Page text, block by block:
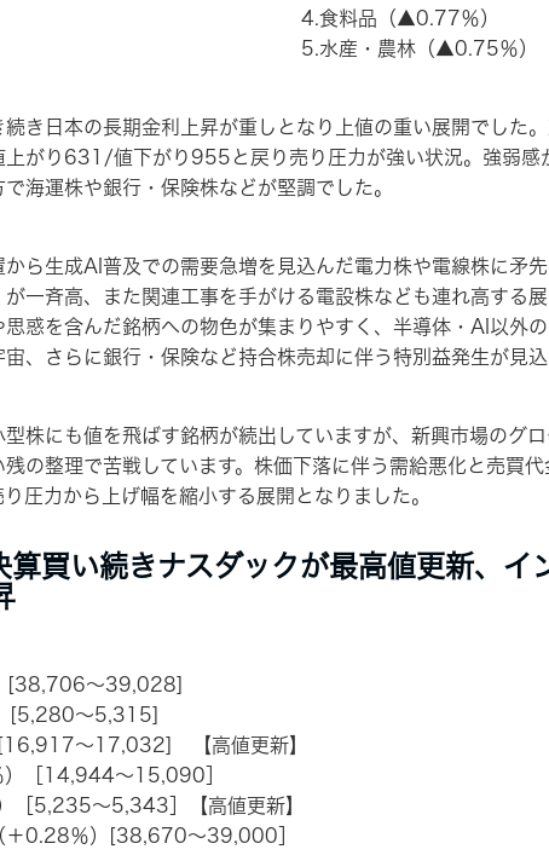
4.食料品（▲0.77％）
5.水産・農林（▲0.75％）
き日本の長期金利上昇が重しとなり上値の重い展開でした
上がり631/値下がり955と戻り売り圧力が強い状況。強弱感
海運株や銀行・保険株などが堅調でした。
ら生成AI普及での需要急増を見込んだ電力株や電線株に矛
一斉高、また関連工事を手がける電設株なども連れ高する
思惑を含んだ銘柄への物色が集まりやすく、半導体・AI以外
、さらに銀行・保険など持合株売却に伴う特別益発生が見込
株にも値を飛ばす銘柄が続出していますが、新興市場のグ
の整理で苦戦しています。株価下落に伴う需給悪化と売買
圧力から上げ幅を縮小する展開となりました。
算買い続きナスダックが最高値更新、イ
[38,706～39,028]
[5,280～5,315]
～17,032] 【高値更新】
［14,944～15,090］
5,235～5,343］【高値更新】
＋0.28％）[38,670～39,000］